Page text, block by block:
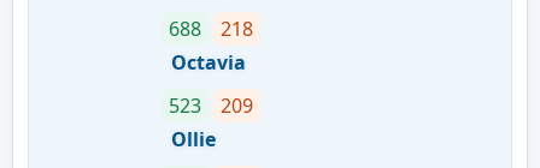
688
218
Octavia
523
209
Ollie